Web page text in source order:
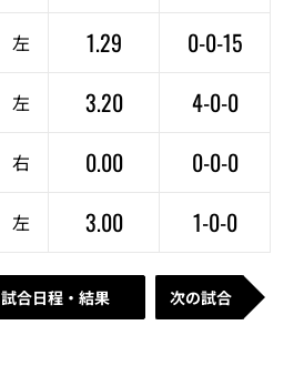
左 1.29 0-0-15
左 3.20 4-0-0
右 0.00 0-0-0
左 3.00 1-0-0
試合日程・結果 次の試合